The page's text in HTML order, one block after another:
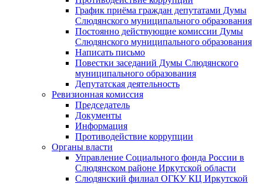
График приёма граждан депутатами Думы
Слюдянского муниципального образования
Постоянно действующие комиссии Думы
Слюдянского муниципального образования
Написать письмо
Повестки заседаний Думы Слюдянского
муниципального образования
Депутатская деятельность
Ревизионная комиссия
Председатель
Документы
Информация
Противодействие коррупции
Органы власти
Управление Социального фонда России в
Слюдянском районе Иркутской области
Слюдянский филиал ОГКУ КЦ Иркутской